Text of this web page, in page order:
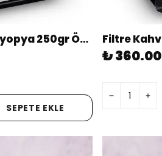
Filtre Kahve Etiyopya 250gr Öğütülmüş
SEPETE EKLE
₺ 360.00